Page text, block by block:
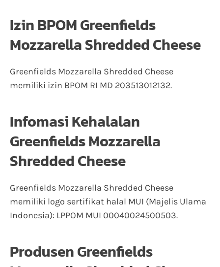
Izin BPOM Greenfields
Mozzarella Shredded Cheese
Greenfields Mozzarella Shredded Cheese
memiliki izin BPOM RI MD 203513012132.
Infomasi Kehalalan
Greenfields Mozzarella
Shredded Cheese
Greenfields Mozzarella Shredded Cheese
memiliki logo sertifikat halal MUI (Majelis Ulama
Indonesia): LPPOM MUI 00040024500503.
Produsen Greenfields